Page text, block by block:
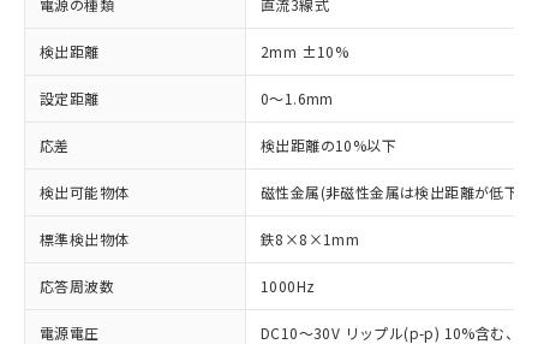
電源の種類 直流3線式
検出距離 2mm ±10%
設定距離 0～1.6mm
応差 検出距離の10%以下
検出可能物体 磁性金属(非磁性金属は検出距離が低下し
標準検出物体 鉄8×8×1mm
応答周波数 1000Hz
電源電圧 DC10～30V リップル(p-p) 10%含む、